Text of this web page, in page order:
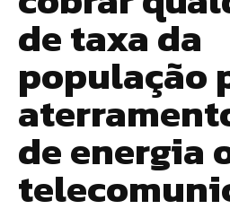
de taxa da
população
de energia